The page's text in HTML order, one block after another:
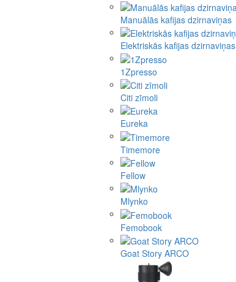
Manuālās kafijas dzirnaviņas
Elektriskās kafijas dzirnaviņas
1Zpresso
Citi zīmoli
Eureka
Timemore
Fellow
Mlynko
Femobook
Goat Story ARCO